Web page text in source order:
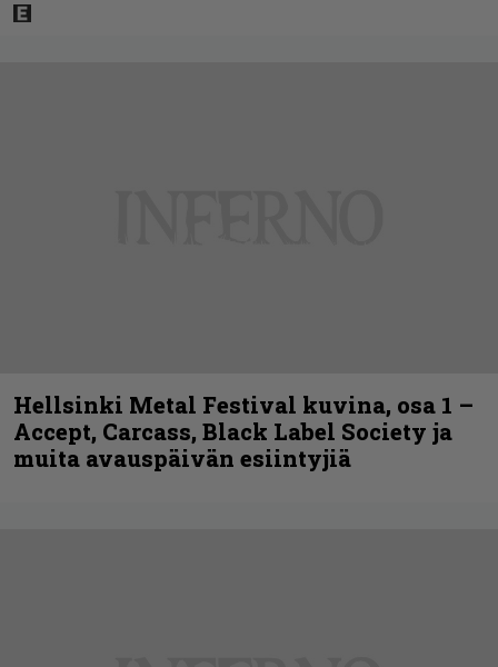
Hellsinki Metal Festival kuvina, osa 1 –
Accept, Carcass, Black Label Society ja
muita avauspäivän esiintyjiä